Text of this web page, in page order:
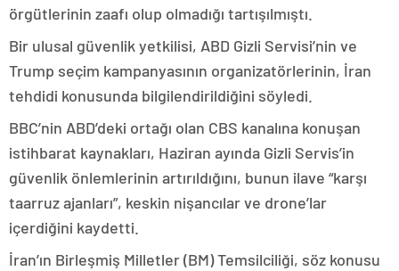
örgütlerinin zaafı olup olmadığı tartışılmıştı.
Bir ulusal güvenlik yetkilisi, ABD Gizli Servisi’nin ve
Trump seçim kampanyasının organizatörlerinin, İran
tehdidi konusunda bilgilendirildiğini söyledi.
BBC’nin ABD’deki ortağı olan CBS kanalına konuşan
istihbarat kaynakları, Haziran ayında Gizli Servis’in
güvenlik önlemlerinin artırıldığını, bunun ilave “karşı
taarruz ajanları”, keskin nişancılar ve drone’lar
içerdiğini kaydetti.
İran’ın Birleşmiş Milletler (BM) Temsilciliği, söz konusu